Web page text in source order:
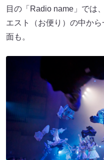
目の「Radio name」では
エスト（お便り）の中か
面も。